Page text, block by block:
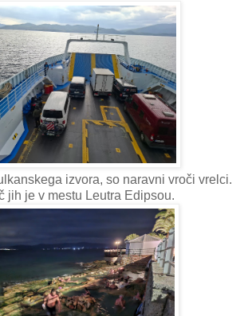
izvora, so naravni vroči vrelci.
jih je v mestu Leutra Edipsou.